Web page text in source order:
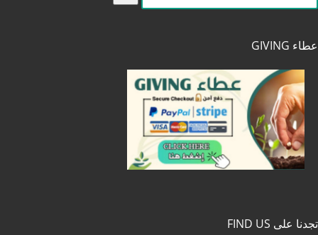
عن:
عطاء GIVING
تجدنا على FIND US